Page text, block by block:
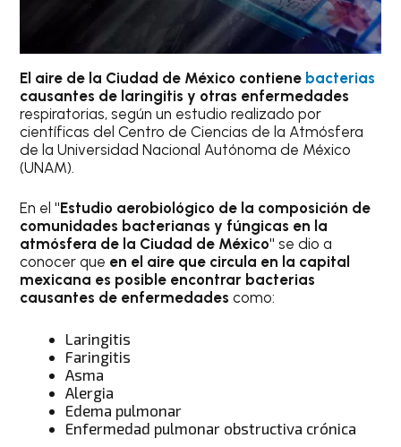
El aire de la Ciudad de México contiene bacterias
causantes de laringitis y otras enfermedades
respiratorias, según un estudio realizado por
científicas del Centro de Ciencias de la Atmósfera
de la Universidad Nacional Autónoma de México
(UNAM).
En el"Estudio aerobiológico de la composición de
comunidades bacterianas y fúngicas en la
atmósfera de la Ciudad de México" se dio a
conocer que en el aire que circula en la capital
mexicana es posible encontrar bacterias
causantes de enfermedades como:
Laringitis
Faringitis
Asma
Alergia
Edema pulmonar
Enfermedad pulmonar obstructiva crónica